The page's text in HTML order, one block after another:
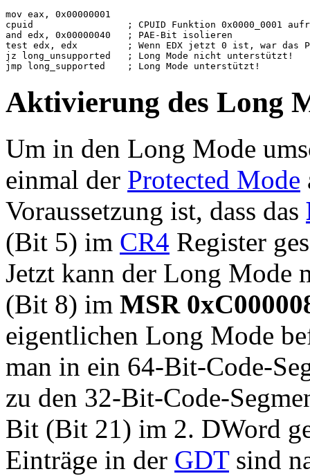
mov eax, 0x00000001
cpuid                 ; CPUID Funktion 0x0000_0001
and edx, 0x00000040   ; PAE-Bit isolieren
test edx, edx         ; Wenn EDX jetzt 0 ist, war das
jz long_unsupported   ; Long Mode nicht unterstützt!
jmp long_supported    ; Long Mode unterstützt!
Aktivierung des Long
Um in den Long Mode
einmal der Protected Mode
Voraussetzung ist, dass das
(Bit 5) im CR4 Register
Jetzt kann der Long Mode
(Bit 8) im MSR
eigentlichen Long Mode
man in ein 64-Bit-Code-
zu den 32-Bit-Code-
Bit (Bit 21) im 2. DWord
Einträge in der GDTsind